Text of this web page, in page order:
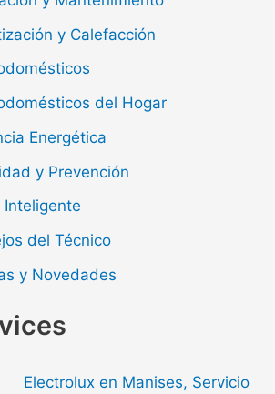
y Calefacción
del Hogar
Energética
y Prevención
Inteligente
del Técnico
y Novedades
Electrolux en Manises, Servicio